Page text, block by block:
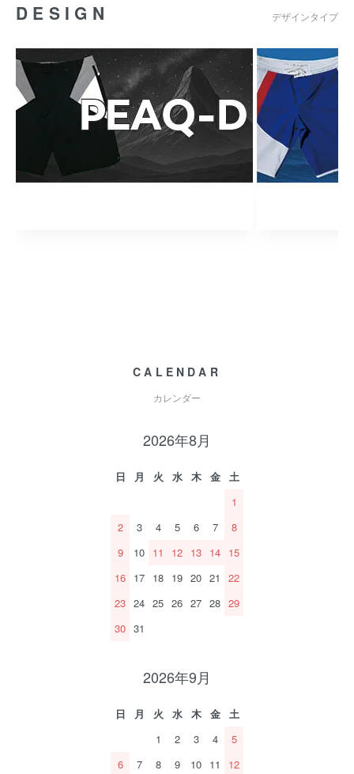
DESIGN デザインタイプ
CALENDAR
カレンダー
2026年8月
日 月 火 水 木 金
土
1
2
3 4 5 6 7
8
9
10 11 12 13 14 15
16 17 18 19 20 21
22
23 24 25 26 27 28 29
30 31
2026年9月
日 月 火 水 木 金
土
1
2 3 4
5
6
7 8 9 10 11
12